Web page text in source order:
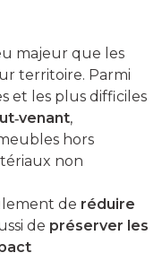
majeur que les
territoire. Parmi
et les plus difficiles
,
hors
non
de réduire
de préserver les